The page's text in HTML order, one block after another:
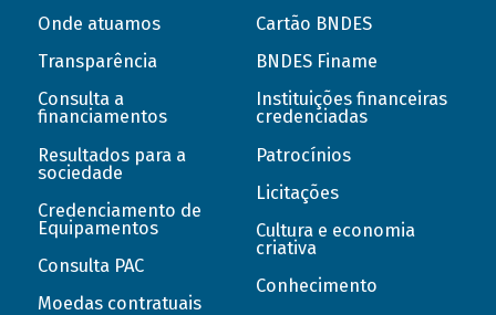
Onde atuamos
Transparência
Consulta a
financiamentos
Resultados para a
sociedade
Credenciamento de
Equipamentos
Consulta PAC
Moedas contratuais
Cartão BNDES
BNDES Finame
Instituições financeiras
credenciadas
Patrocínios
Licitações
Cultura e economia
criativa
Conhecimento